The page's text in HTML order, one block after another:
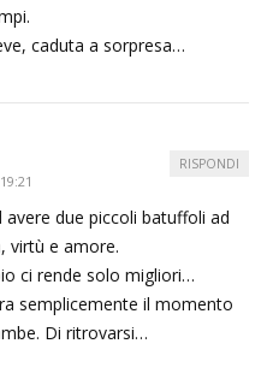
caduta a sorpresa…
due piccoli batuffoli ad
virtù e amore.
ci rende solo migliori…
semplicemente il momento
Di ritrovarsi…
RISPONDI